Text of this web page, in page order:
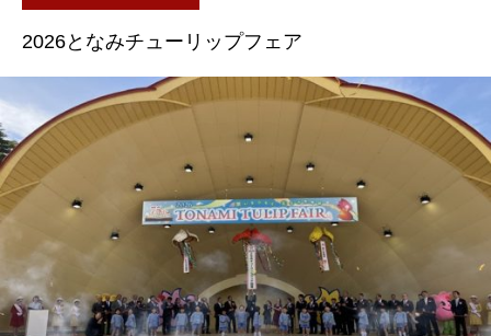
2026となみチューリップフェア